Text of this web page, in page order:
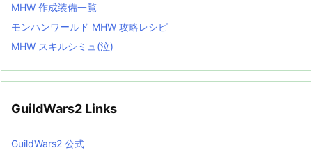
MHW 作成装備一覧
モンハンワールド MHW 攻略レシピ
MHW スキルシミュ(泣)
GuildWars2 Links
GuildWars2 公式